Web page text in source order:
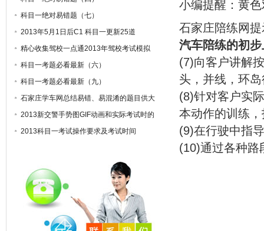
科目一绝对易错题（七）
2013年5月1日后C1 科目一更新25道
精心收集驾校一点通2013年驾校考试模拟
科目一考题必看最新（六）
科目一考题必看最新（九）
石家庄学车网总结易错、易混淆的题目供大
2013新交警手势图GIF动画和实际考试时的
2013科目一考试操作要求及考试时间
小编提醒：黄
石家庄陪练网
汽车陪练的初
(7)向客户讲解
头，并线，环
(8)针对客户实
本动作的训练
(9)在行驶中指
(10)通过各种路